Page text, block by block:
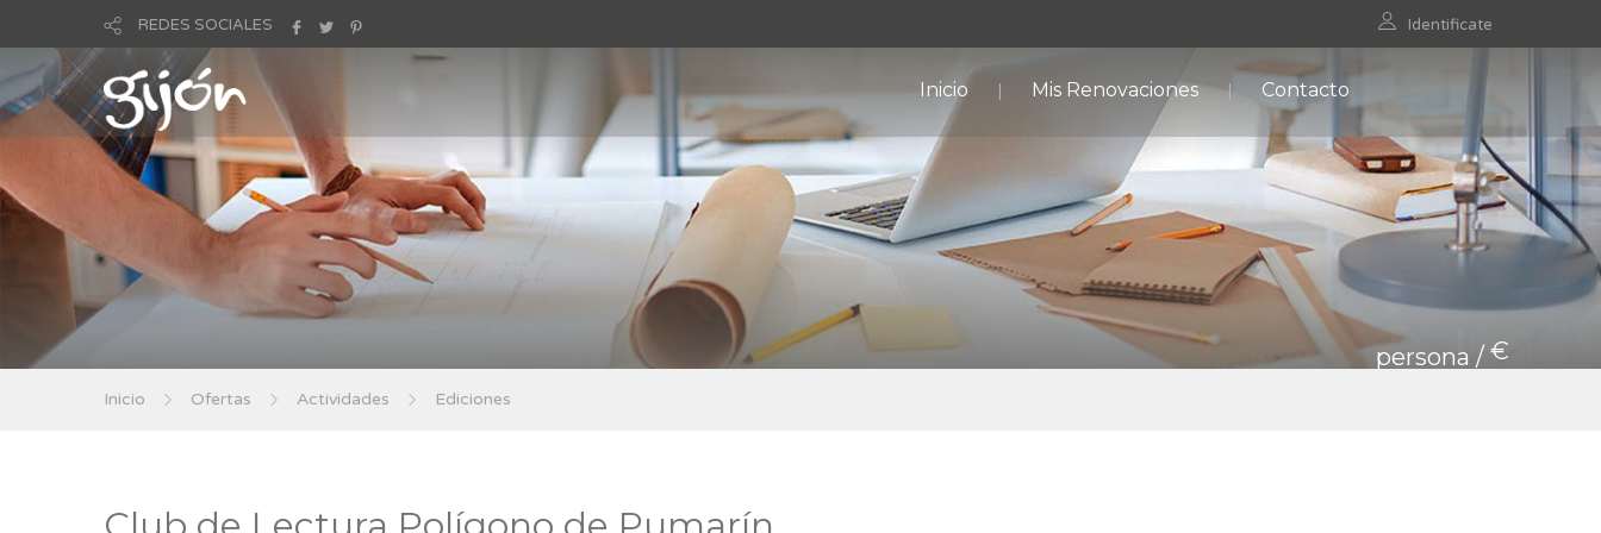
REDES SOCIALES Identificate
Inicio Mis Renovaciones Contacto
persona / €
Inicio Ofertas Actividades Ediciones